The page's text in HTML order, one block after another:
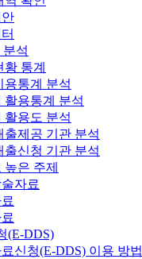
분석
황 통계
용통계 분석
활용통계 분석
활용도 분석
출제공 기관 분석
출신청 기관 분석
높은 주제
자료
(E-DDS)
신청(E-DDS) 이용 방법